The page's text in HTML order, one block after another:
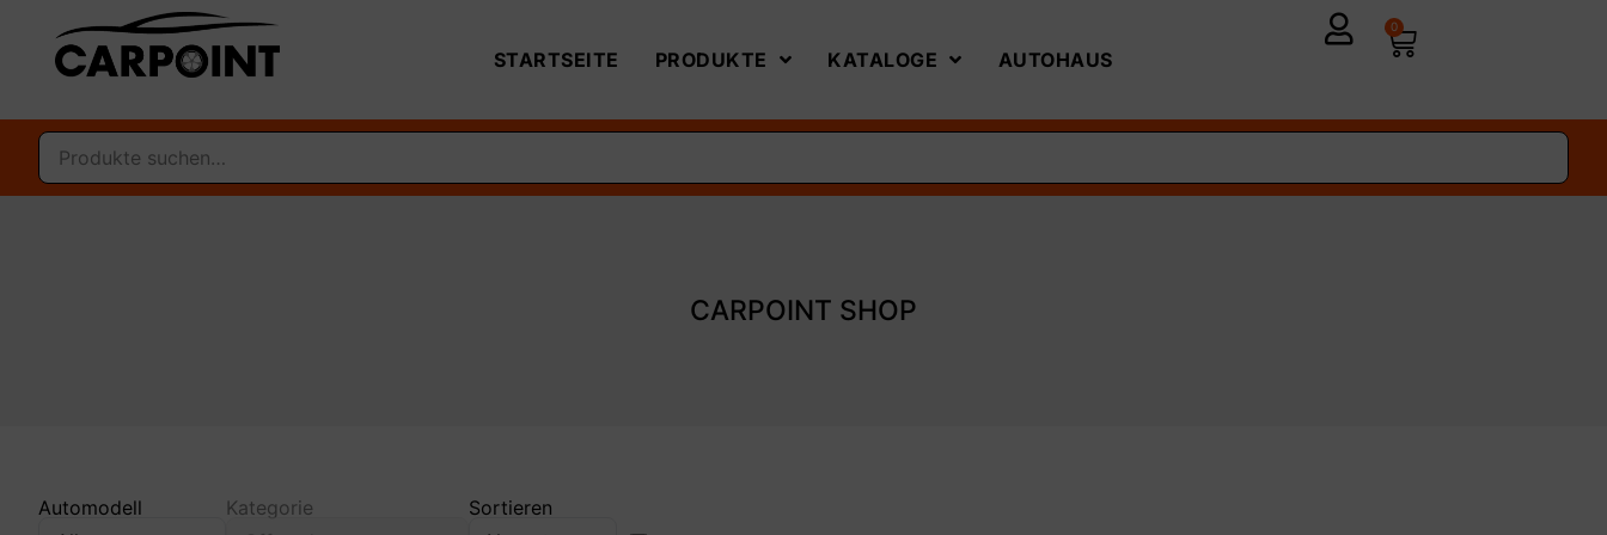
STARTSEITE PRODUKTE KATALOGE AUTOHAUS
0
CARPOINT SHOP
Automodell Kategorie Sortieren